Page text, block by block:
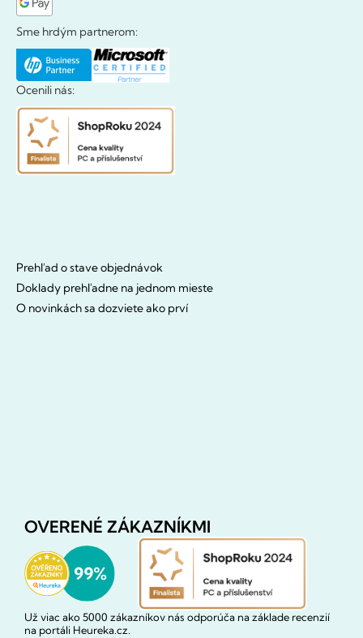
Sme hrdým partnerom:
Ocenili nás:
Prehľad o stave objednávok
Doklady prehľadne na jednom mieste
O novinkách sa dozviete ako prví
OVERENÉ ZÁKAZNÍKMI
Už viac ako 5000 zákazníkov nás odporúča na základe recenzií
na portáli Heureka.cz.